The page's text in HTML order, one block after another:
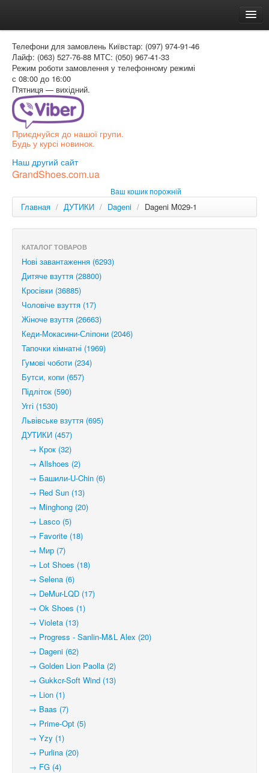
Доставка и оплата
Как заказать
Контакти
Таблиця розмірів
Вхід для покупця
РОС
Телефони для замовлень Київстар: (097) 974-91-46
Лайф: (063) 527-76-88 МТС: (050) 967-41-33
Режим роботи замовлення у телефонному режимі
с 08:00 до 16:00
П'ятниця — вихідний.
Приєднуйся до нашої групи.
Будь у курсі новинок.
Наш другий сайт
GrandShoes.com.ua
Ваш кошик порожній
Главная / ДУТИКИ / Dageni / Dageni M029-1
КАТАЛОГ ТОВАРОВ
Нові завантаження (6293)
Дитяче взуття (28800)
Кросівки (36885)
Чоловіче взуття (17)
Жіноче взуття (26663)
Кеди-Мокасини-Сліпони (2046)
Тапочки кімнатні (1969)
Гумові чоботи (234)
Бутси, копи (657)
Підліток (590)
Уггі (1530)
Львівське взуття (695)
ДУТИКИ (457)
→ Крок (32)
→ Allshoes (2)
→ Башили-U-Chin (6)
→ Red Sun (13)
→ Minghong (20)
→ Lasco (5)
→ Favorite (18)
→ Мир (7)
→ Lot Shoes (18)
→ Selena (6)
→ DeMur-LQD (17)
→ Ok Shoes (1)
→ Violeta (13)
→ Progress - Sanlin-M&L Alex (20)
→ Dageni (62)
→ Golden Lion Paolla (2)
→ Gukkcr-Soft Wind (13)
→ Lion (1)
→ Baas (7)
→ Prime-Opt (5)
→ Yzy (1)
→ Purlina (20)
→ FG (4)